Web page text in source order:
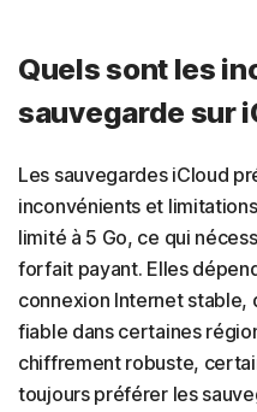
Quels sont les
sauvegarde sur
Les sauvegardes iCloud
inconvénients et
limité à 5 Go, ce qui
forfait payant. Elles
connexion Internet stable,
fiable dans certaines
chiffrement robuste,
toujours préférer les